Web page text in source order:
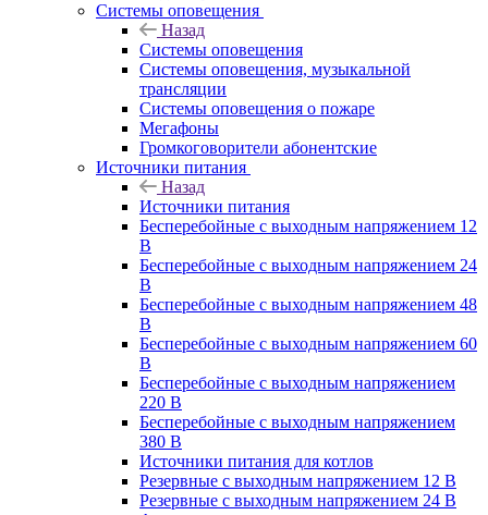
Системы оповещения
Назад
Системы оповещения
Системы оповещения, музыкальной
трансляции
Системы оповещения о пожаре
Мегафоны
Громкоговорители абонентские
Источники питания
Назад
Источники питания
Бесперебойные с выходным напряжением 12
В
Бесперебойные с выходным напряжением 24
В
Бесперебойные с выходным напряжением 48
В
Бесперебойные с выходным напряжением 60
В
Бесперебойные с выходным напряжением
220 В
Бесперебойные с выходным напряжением
380 В
Источники питания для котлов
Резервные с выходным напряжением 12 В
Резервные с выходным напряжением 24 В